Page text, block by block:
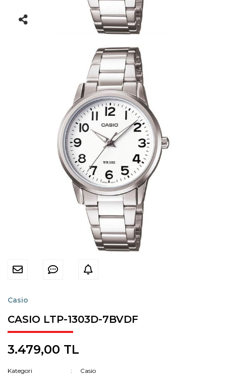
Casio
CASIO LTP-1303D-7BVDF
3.479,00 TL
Kategori
Casio